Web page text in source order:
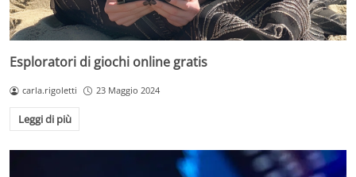
Esploratori di giochi online gratis
carla.rigoletti 23 Maggio 2024
Leggi di più